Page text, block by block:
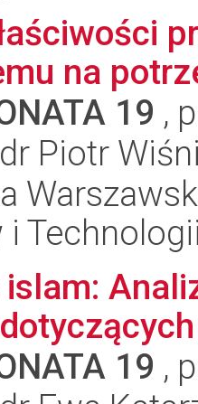
na
19 ,
Piotr
i
19 ,